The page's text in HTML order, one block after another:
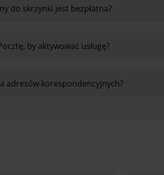
do skrzynki jest bezpłatna?
by aktywować usługę?
adresów korespondencyjnych?